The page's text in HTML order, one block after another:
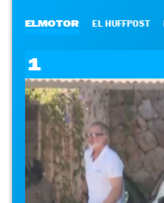
ELMOTOR EL HUFFPOST
1